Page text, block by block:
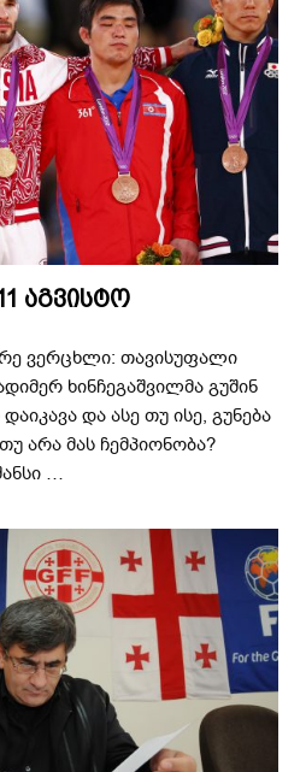
აგვისტო
ვერცხლი: თავისუფალი
ხინჩეგაშვილმა გუშინ
და ასე თუ ისე, გუნება
არა მას ჩემპიონობა?
…